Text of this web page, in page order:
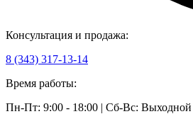
Консультация и продажа:
8 (343) 317-13-14
Время работы:
Пн-Пт: 9:00 - 18:00 | Сб-Вс: Выходной